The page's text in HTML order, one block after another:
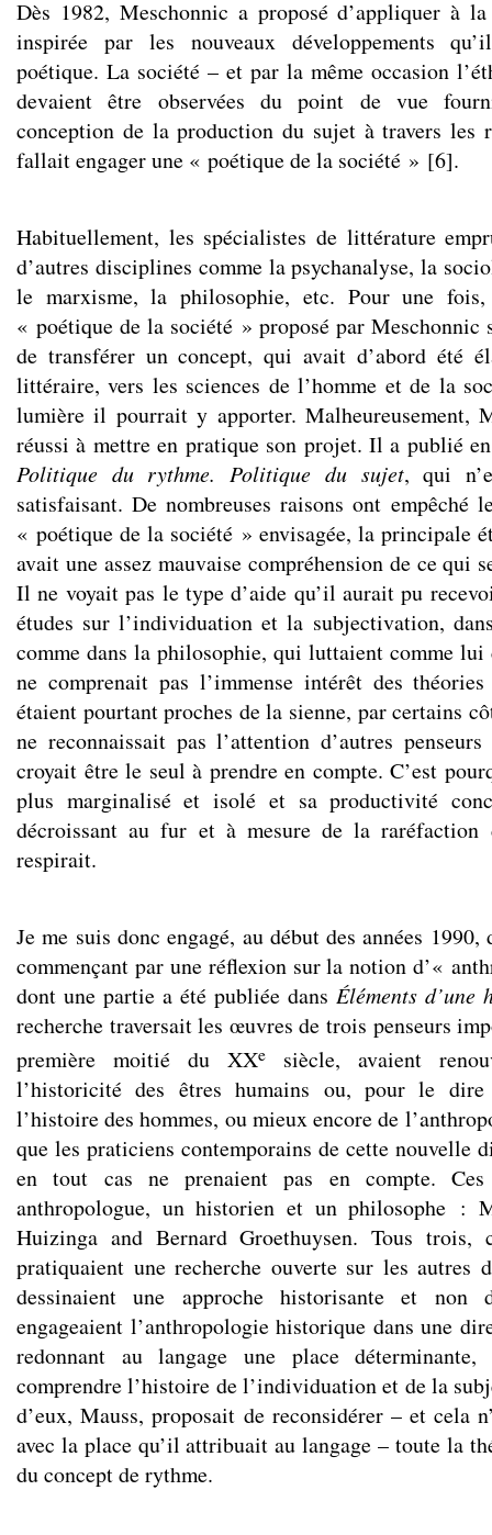
Dès 1982, Meschonnic a proposé d’appliquer à
inspirée par les nouveaux développements
poétique. La société – et par la même occasion
devaient être observées du point de vue
conception de la production du sujet à travers les
fallait engager une « poétique de la société » [6].
Habituellement, les spécialistes de littérature
d’autres disciplines comme la psychanalyse, la
le marxisme, la philosophie, etc. Pour une fois,
« poétique de la société » proposé par
de transférer un concept, qui avait d’abord été
littéraire, vers les sciences de l’homme et de la
lumière il pourrait y apporter. Malheureusement,
réussi à mettre en pratique son projet. Il a publié
Politique du rythme. Politique du sujet, qui
satisfaisant. De nombreuses raisons ont empêché
« poétique de la société » envisagée, la principale
avait une assez mauvaise compréhension de ce qui
Il ne voyait pas le type d’aide qu’il aurait pu
études sur l’individuation et la subjectivation,
comme dans la philosophie, qui luttaient comme
ne comprenait pas l’immense intérêt des
étaient pourtant proches de la sienne, par certains
ne reconnaissait pas l’attention d’autres
croyait être le seul à prendre en compte. C’est
plus marginalisé et isolé et sa productivité
décroissant au fur et à mesure de la raréfaction
respirait.
Je me suis donc engagé, au début des années
commençant par une réflexion sur la notion d’«
dont une partie a été publiée dans Éléments
recherche traversait les œuvres de trois penseurs
première moitié du XXe
siècle, avaient
l’historicité des êtres humains ou, pour le
l’histoire des hommes, ou mieux encore de
que les praticiens contemporains de cette nouvelle
en tout cas ne prenaient pas en compte. Ces
anthropologue, un historien et un philosophe :
Huizinga and Bernard Groethuysen. Tous trois,
pratiquaient une recherche ouverte sur les
dessinaient une approche historisante et
engageaient l’anthropologie historique dans une
redonnant au langage une place
comprendre l’histoire de l’individuation et de la
d’eux, Mauss, proposait de reconsidérer – et cela
avec la place qu’il attribuait au langage – toute la
du concept de rythme.